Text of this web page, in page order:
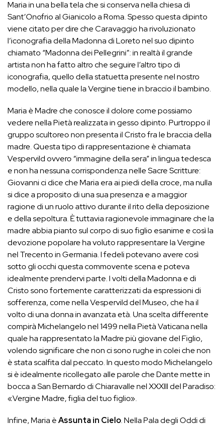
Maria in una bella tela che si conserva nella chiesa di
Sant’Onofrio al Gianicolo a Roma. Spesso questa dipinto
viene citato per dire che Caravaggio ha rivoluzionato
l’iconografia della Madonna di Loreto nel suo dipinto
chiamato “Madonna dei Pellegrini”: in realtà il grande
artista non ha fatto altro che seguire l’altro tipo di
iconografia, quello della statuetta presente nel nostro
modello, nella quale la Vergine tiene in braccio il bambino.
Maria è Madre che conosce il dolore come possiamo
vedere nella Pietà realizzata in gesso dipinto. Purtroppo il
gruppo scultoreo non presenta il Cristo fra le braccia della
madre. Questa tipo di rappresentazione è chiamata
Vespervild ovvero “immagine della sera” in lingua tedesca
e non ha nessuna corrispondenza nelle Sacre Scritture:
Giovanni ci dice che Maria era ai piedi della croce, ma nulla
si dice a proposito di una sua presenza e a maggior
ragione di un ruolo attivo durante il rito della deposizione
e della sepoltura. È tuttavia ragionevole immaginare che la
madre abbia pianto sul corpo di suo figlio esanime e così la
devozione popolare ha voluto rappresentare la Vergine
nel Trecento in Germania. I fedeli potevano avere così
sotto gli occhi questa commovente scena e poteva
idealmente prendervi parte. I volti della Madonna e di
Cristo sono fortemente caratterizzati da espressioni di
sofferenza, come nella Vespervild del Museo, che ha il
volto di una donna in avanzata età. Una scelta differente
compirà Michelangelo nel 1499 nella Pietà Vaticana nella
quale ha rappresentato la Madre più giovane del Figlio,
volendo significare che non ci sono rughe in colei che non
è stata scalfita dal peccato. In questo modo Michelangelo
si è idealmente ricollegato alle parole che Dante mette in
bocca a San Bernardo di Chiaravalle nel XXXIII del Paradiso:
«Vergine Madre, figlia del tuo figlio».
Infine, Maria èAssunta in Cielo. Nella Pala degli Oddi di